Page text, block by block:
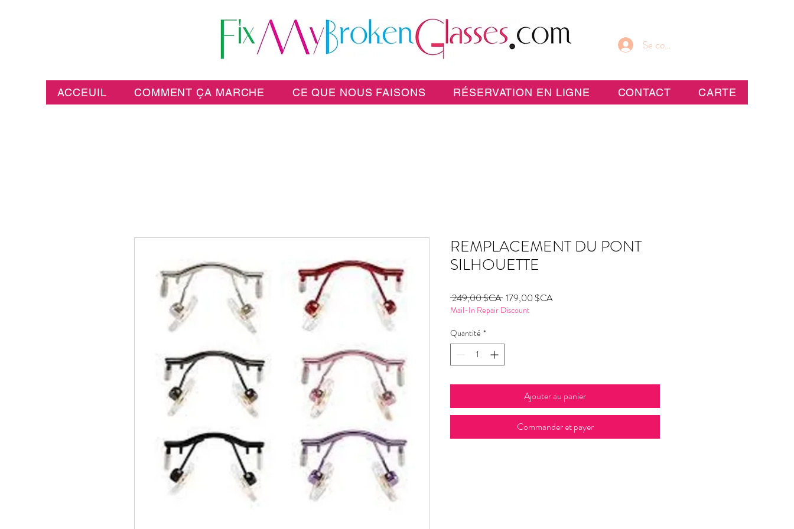
ACCEUIL COMMENT ÇA MARCHE CE QUE NOUS FAISONS RÉSERVATION EN LIGNE CONTACT CARTE
Se connecter
REMPLACEMENT DU PONT
SILHOUETTE
249,00 $CA Prix
original
179,00 $CAPrix
Mail-In Repair Discount
Quantité *
Ajouter au panier
Commander et payer